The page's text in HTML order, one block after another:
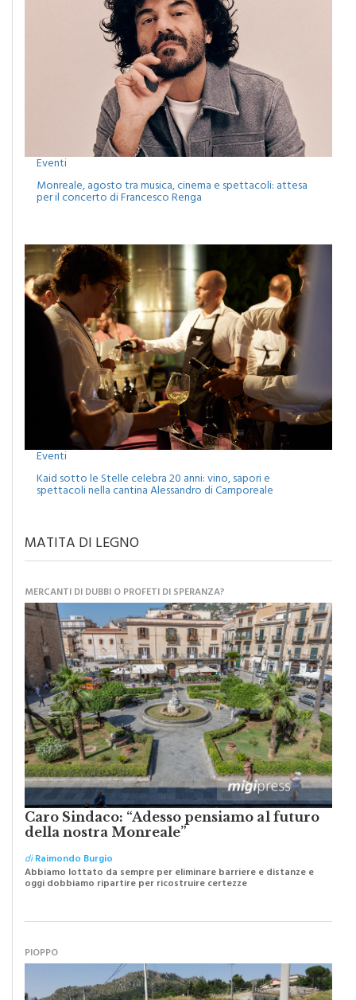
Monreale, agosto tra musica, cinema e spettacoli: attesa
per il concerto di Francesco Renga
Kaid sotto le Stelle celebra 20 anni: vino, sapori e
spettacoli nella cantina Alessandro di Camporeale
Caro Sindaco: “Adesso pensiamo al futuro
della nostra Monreale”
diRaimondo Burgio
Abbiamo lottato da sempre per eliminare barriere e distanze e
oggi dobbiamo ripartire per ricostruire certezze